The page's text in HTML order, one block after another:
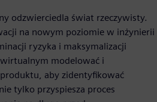
odzwierciedla świat rzeczywisty.
na nowym poziomie w inżynierii
ryzyka i maksymalizacji
modelować i
aby zidentyfikować
tylko przyspiesza proces